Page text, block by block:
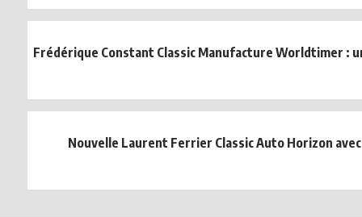
Frédérique Constant Classic Manufacture Worldtimer :
Nouvelle Laurent Ferrier Classic Auto Horizon